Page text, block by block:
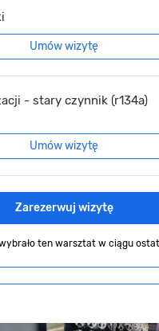
Umów wizytę
- stary czynnik (r134a)
Umów wizytę
Zarezerwuj wizytę
ten warsztat w ciągu